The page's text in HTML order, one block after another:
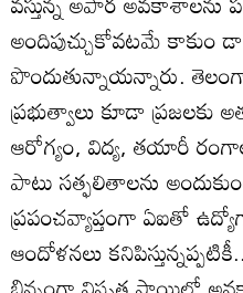
అందిపుచ్చుకోవటమే కాకుం
పొందుతున్నాయన్నారు.
ప్రభుత్వాలు కూడా ప్రజలకు
ఆరోగ్యం, విద్య, తయారీ
పాటు సత్ఫలితాలను
ప్రపంచవ్యాప్తంగా ఏఐతో
ఆందోళనలు